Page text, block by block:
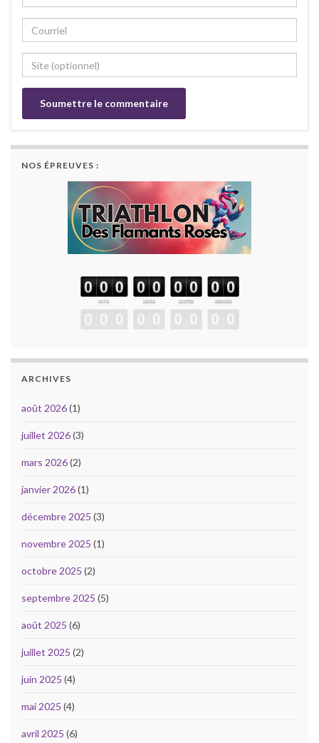
NOS ÉPREUVES :
ARCHIVES
août 2026(1)
juillet 2026(3)
mars 2026(2)
janvier 2026(1)
décembre 2025 (3)
novembre 2025 (1)
octobre 2025 (2)
septembre 2025 (5)
août 2025 (6)
juillet 2025 (2)
juin 2025 (4)
mai 2025 (4)
avril 2025 (6)